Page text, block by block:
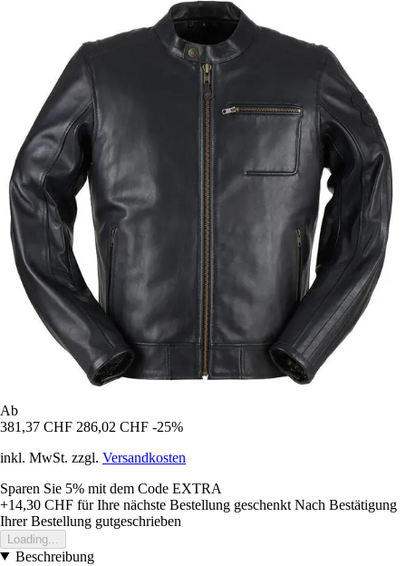
Ab
381,37 CHF 286,02 CHF -25%
inkl. MwSt. zzgl. Versandkosten
Sparen Sie 5% mit dem Code EXTRA
+14,30 CHF für Ihre nächste Bestellung geschenkt Nach Bestätigung
Ihrer Bestellung gutgeschrieben
Loading...
Beschreibung